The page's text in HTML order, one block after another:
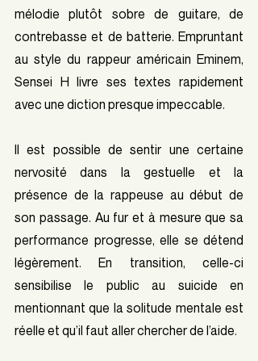
mélodie plutôt sobre de guitare, de
contrebasse et de batterie. Empruntant
au style du rappeur américain Eminem,
Sensei H livre ses textes rapidement
avec une diction presque impeccable.
Il est possible de sentir une certaine
nervosité dans la gestuelle et la
présence de la rappeuse au début de
son passage. Au fur et à mesure que sa
performance progresse, elle se détend
légèrement. En transition, celle-ci
sensibilise le public au suicide en
mentionnant que la solitude mentale est
réelle et qu’il faut aller chercher de l’aide.